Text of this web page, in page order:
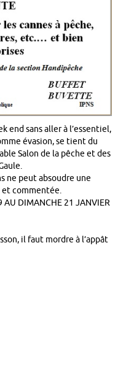
end sans aller à l’essentiel,
évasion, se tient du
Salon de la pêche et des
ne peut absoudre une
et commentée.
AU DIMANCHE 21 JANVIER
il faut mordre à l’appât